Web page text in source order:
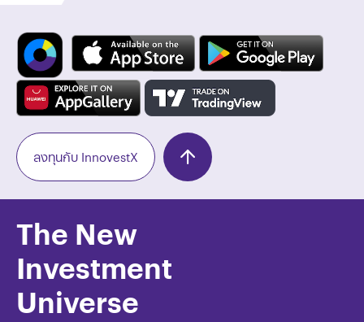
ลงทุนกับ InnovestX
The New
Investment
Universe